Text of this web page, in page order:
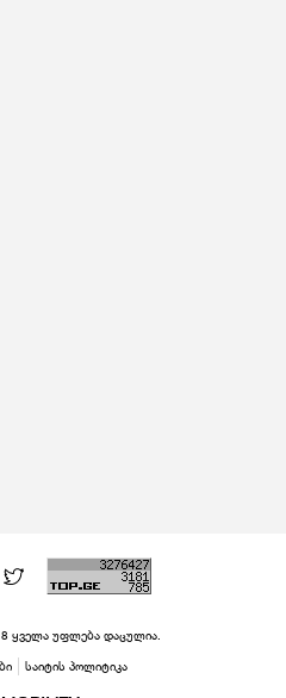
ყველა უფლება დაცულია.
საიტის პოლიტიკა